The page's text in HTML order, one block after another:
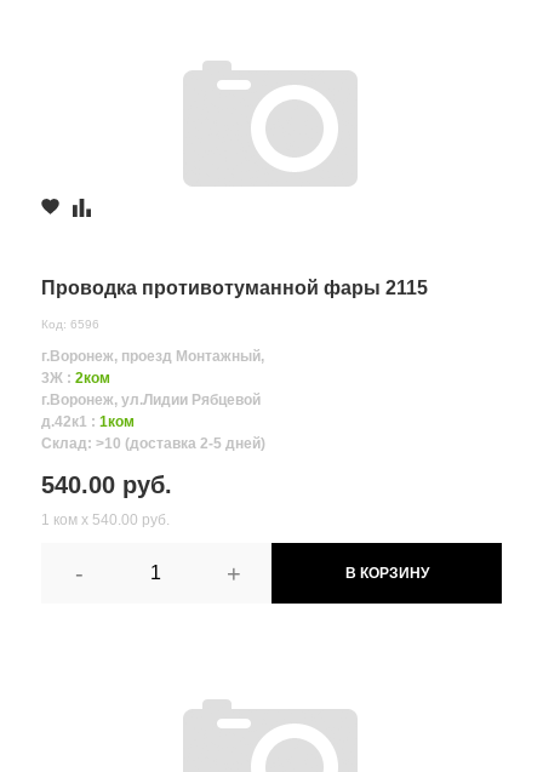
Проводка противотуманной фары 2115
Код: 6596
г.Воронеж, проезд Монтажный,
3Ж : 2ком
г.Воронеж, ул.Лидии Рябцевой
д.42к1 : 1ком
Склад: >10 (доставка 2-5 дней)
540.00 руб.
1 ком х 540.00 руб.
- + В КОРЗИНУ